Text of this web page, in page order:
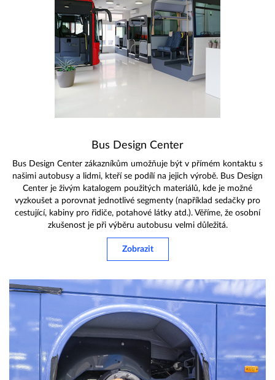
Bus Design Center
Bus Design Center zákazníkům umožňuje být v přímém kontaktu s
našimi autobusy a lidmi, kteří se podílí na jejich výrobě. Bus Design
Center je živým katalogem použitých materiálů, kde je možné
vyzkoušet a porovnat jednotlivé segmenty (například sedačky pro
cestující, kabiny pro řidiče, potahové látky atd.). Věříme, že osobní
zkušenost je při výběru autobusu velmi důležitá.
Zobrazit